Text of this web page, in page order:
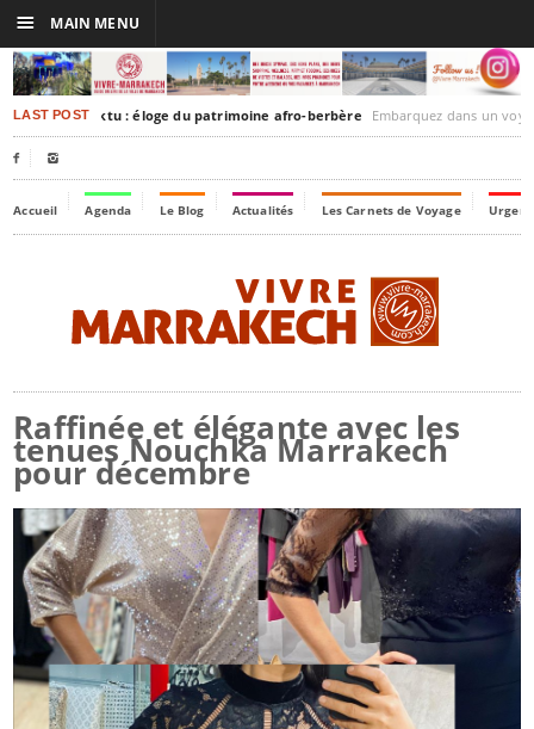
LAST POST
Timbuktu : éloge du patrimoine afro-berbère Embarquez dans un voyage culturel dans le
 
Accueil Agenda Le Blog Actualités Les Carnets de Voyage
Raffinée et élégante avec les
tenues Nouchka Marrakech
pour décembre
☰ MAIN MENU